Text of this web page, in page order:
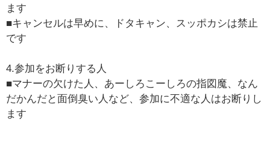
ます
■キャンセルは早めに、ドタキャン、スッポカシは禁止
です
4.参加をお断りする人
■マナーの欠けた人、あーしろこーしろの指図魔、なん
だかんだと面倒臭い人など、参加に不適な人はお断りし
ます